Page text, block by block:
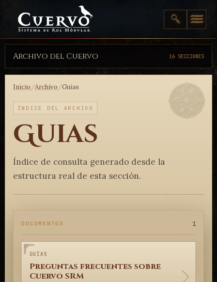
Archivo del Cuervo 16 SECCIONES
Inicio/Archivo/Guias
ÍNDICE DEL ARCHIVO
Guias
Índice de consulta generado desde la
estructura real de esta sección.
DOCUMENTOS 1
GUÍAS
Preguntas frecuentes sobre
Cuervo SRM